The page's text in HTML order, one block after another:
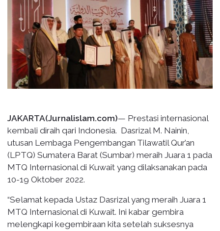
JAKARTA(Jurnalislam.com)— Prestasi internasional
kembali diraih qari Indonesia. Dasrizal M. Nainin,
utusan Lembaga Pengembangan Tilawatil Qur’an
(LPTQ) Sumatera Barat (Sumbar) meraih Juara 1 pada
MTQ Internasional di Kuwait yang dilaksanakan pada
10-19 Oktober 2022.
“Selamat kepada Ustaz Dasrizal yang meraih Juara 1
MTQ Internasional di Kuwait. Ini kabar gembira
melengkapi kegembiraan kita setelah suksesnya